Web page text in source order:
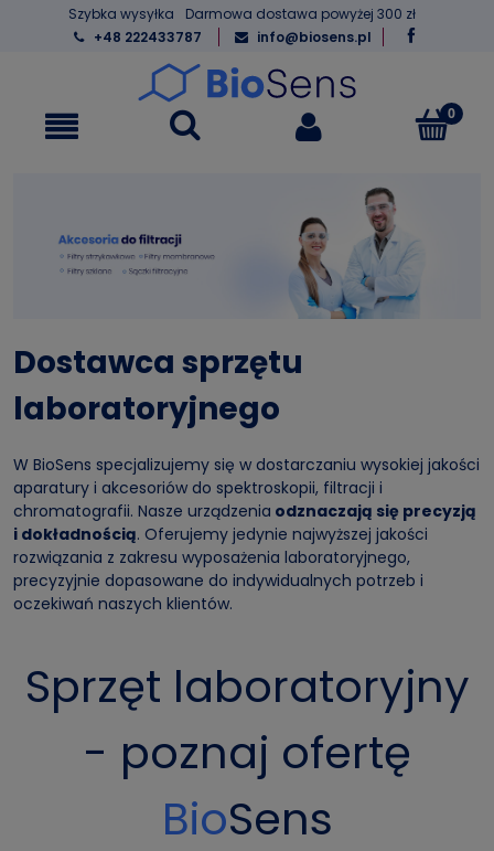
Szybka wysyłka
Darmowa dostawa powyżej 300 zł
+48 222433787
info@biosens.pl
Dostawca sprzętu
laboratoryjnego
W BioSens specjalizujemy się w dostarczaniu wysokiej jakości
aparatury i akcesoriów do spektroskopii, filtracji i
chromatografii. Nasze urządzenia odznaczają się precyzją
i dokładnością. Oferujemy jedynie najwyższej jakości
rozwiązania z zakresu wyposażenia laboratoryjnego,
precyzyjnie dopasowane do indywidualnych potrzeb i
oczekiwań naszych klientów.
Sprzęt laboratoryjny
- poznaj ofertę
BioSens